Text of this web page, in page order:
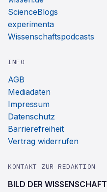
ScienceBlogs
experimenta
Wissenschaftspodcasts
INFO
AGB
Mediadaten
Impressum
Datenschutz
Barrierefreiheit
Vertrag widerrufen
KONTAKT ZUR REDAKTION
BILD DER WISSENSCHAFT